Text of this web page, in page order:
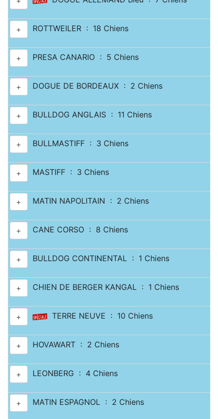
+ ROTTWEILER : 18 Chiens
+ PRESA CANARIO : 5 Chiens
+ DOGUE DE BORDEAUX : 2 Chiens
+ BULLDOG ANGLAIS : 11 Chiens
+ BULLMASTIFF : 3 Chiens
+ MASTIFF : 3 Chiens
+ MATIN NAPOLITAIN : 2 Chiens
+ CANE CORSO : 8 Chiens
+ BULLDOG CONTINENTAL : 1 Chiens
+ CHIEN DE BERGER KANGAL : 1 Chiens
+ TERRE NEUVE : 10 Chiens
+ HOVAWART : 2 Chiens
+ LEONBERG : 4 Chiens
+ MATIN ESPAGNOL : 2 Chiens